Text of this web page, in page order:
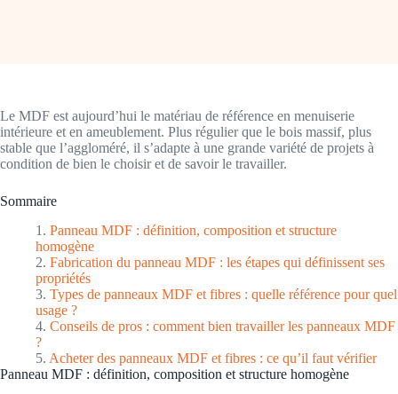
Le MDF est aujourd’hui le matériau de référence en menuiserie
intérieure et en ameublement. Plus régulier que le bois massif, plus
stable que l’aggloméré, il s’adapte à une grande variété de projets à
condition de bien le choisir et de savoir le travailler.
Sommaire
Panneau MDF : définition, composition et structure
homogène
Fabrication du panneau MDF : les étapes qui définissent ses
propriétés
Types de panneaux MDF et fibres : quelle référence pour quel
usage ?
Conseils de pros : comment bien travailler les panneaux MDF
?
Acheter des panneaux MDF et fibres : ce qu’il faut vérifier
Panneau MDF : définition, composition et structure homogène